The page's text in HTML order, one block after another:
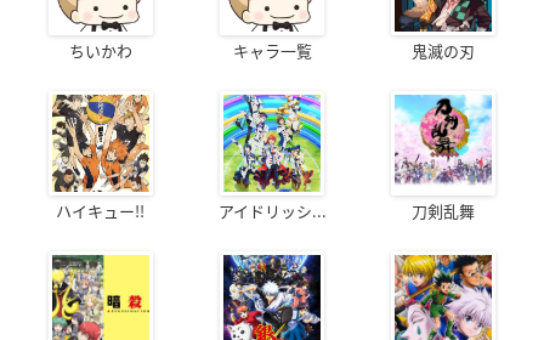
ちいかわ キャラ一覧 鬼滅の刃
ハイキュー!! アイドリッシ... 刀剣乱舞